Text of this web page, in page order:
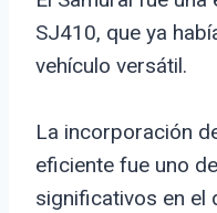
SJ410, que ya
vehículo versátil.
La incorporación
eficiente fue uno
significativos en el